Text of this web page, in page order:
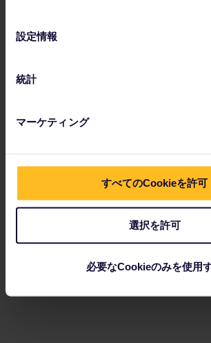
設定情報
統計
マーケティング
すべてのCookieを許可
選択を許可
必要なCookieのみを使用